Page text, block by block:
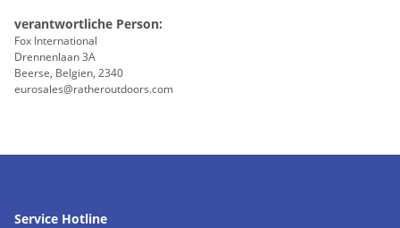
verantwortliche Person:
Fox International
Drennenlaan 3A
Beerse, Belgien, 2340
eurosales@ratheroutdoors.com
Service Hotline